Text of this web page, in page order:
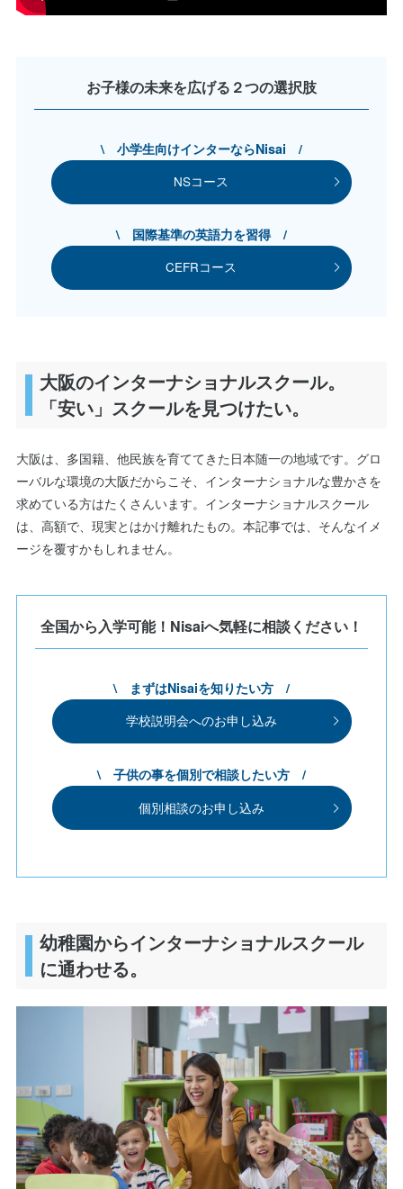
お子様の未来を広げる２つの選択肢
\ 小学生向けインターならNisai /
NSコース
\ 国際基準の英語力を習得 /
CEFRコース
大阪のインターナショナルスクール。
「安い」スクールを見つけたい。
大阪は、多国籍、他民族を育ててきた日本随一の地域です。グロ
ーバルな環境の大阪だからこそ、インターナショナルな豊かさを
求めている方はたくさんいます。インターナショナルスクール
は、高額で、現実とはかけ離れたもの。本記事では、そんなイメ
ージを覆すかもしれません。
全国から入学可能！Nisaiへ気軽に相談ください！
\ まずはNisaiを知りたい方 /
学校説明会へのお申し込み
\ 子供の事を個別で相談したい方 /
個別相談のお申し込み
幼稚園からインターナショナルスクール
に通わせる。